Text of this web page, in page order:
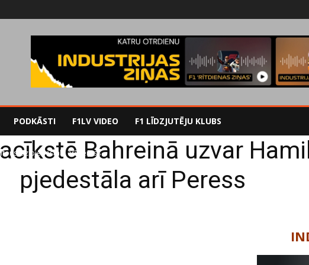
PODKĀSTI F1LV VIDEO F1 LĪDZJUTĒJU KLUBS
uz pjedestāla arī PeressBahreinā uzvar
pjedestāla arī Peress